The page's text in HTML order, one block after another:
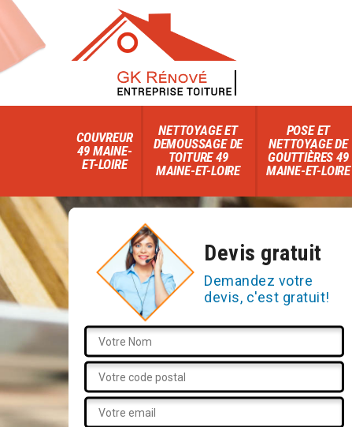
COUVREUR
49 MAINE-
ET-LOIRE
NETTOYAGE ET
DEMOUSSAGE DE
TOITURE 49
MAINE-ET-LOIRE
POSE ET
NETTOYAGE DE
GOUTTIÈRES 49
MAINE-ET-LOIRE
Devis gratuit
Demandez votre
devis, c'est gratuit!